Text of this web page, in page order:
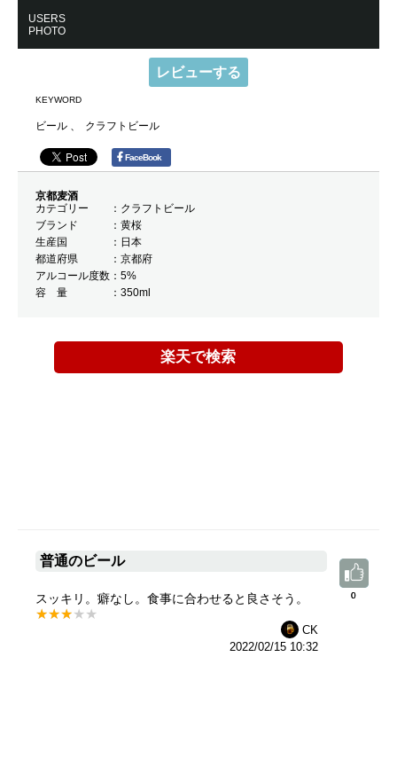
USERS
PHOTO
レビューする
KEYWORD
ビール クラフトビール
FaceBook
京都麦酒
カテゴリー
クラフトビール
ブランド
黄桜
生産国
日本
都道府県
京都府
アルコール度数
5%
容 量
350ml
楽天で検索
普通のビール
スッキリ。癖なし。食事に合わせると良さそう。
CK
2022/02/15 10:32
0
0